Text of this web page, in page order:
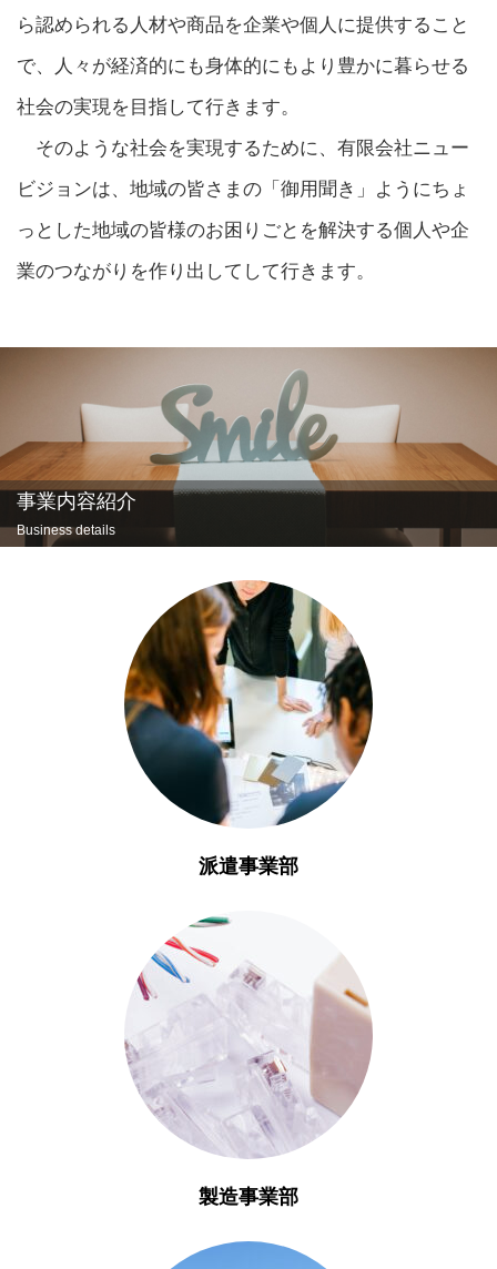
ら認められる人材や商品を企業や個人に提供すること
で、人々が経済的にも身体的にもより豊かに暮らせる
社会の実現を目指して行きます。
そのような社会を実現するために、有限会社ニュー
ビジョンは、地域の皆さまの「御用聞き」ようにちょ
っとした地域の皆様のお困りごとを解決する個人や企
業のつながりを作り出してして行きます。
事業内容紹介
Business details
派遣事業部
製造事業部